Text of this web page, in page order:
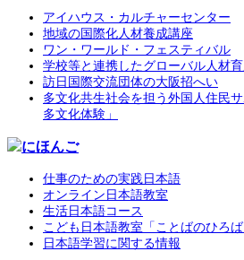
アイハウス・カルチャーセンター
地域の国際化人材養成講座
ワン・ワールド・フェスティバル
学校等と連携したグローバル人材
訪日国際交流団体の大阪招へい
多文化共生社会を担う外国人住民
多文化体験」
にほんご
仕事のための実践日本語
オンライン日本語教室
生活日本語コース
こども日本語教室「ことばのひろば
日本語学習に関する情報